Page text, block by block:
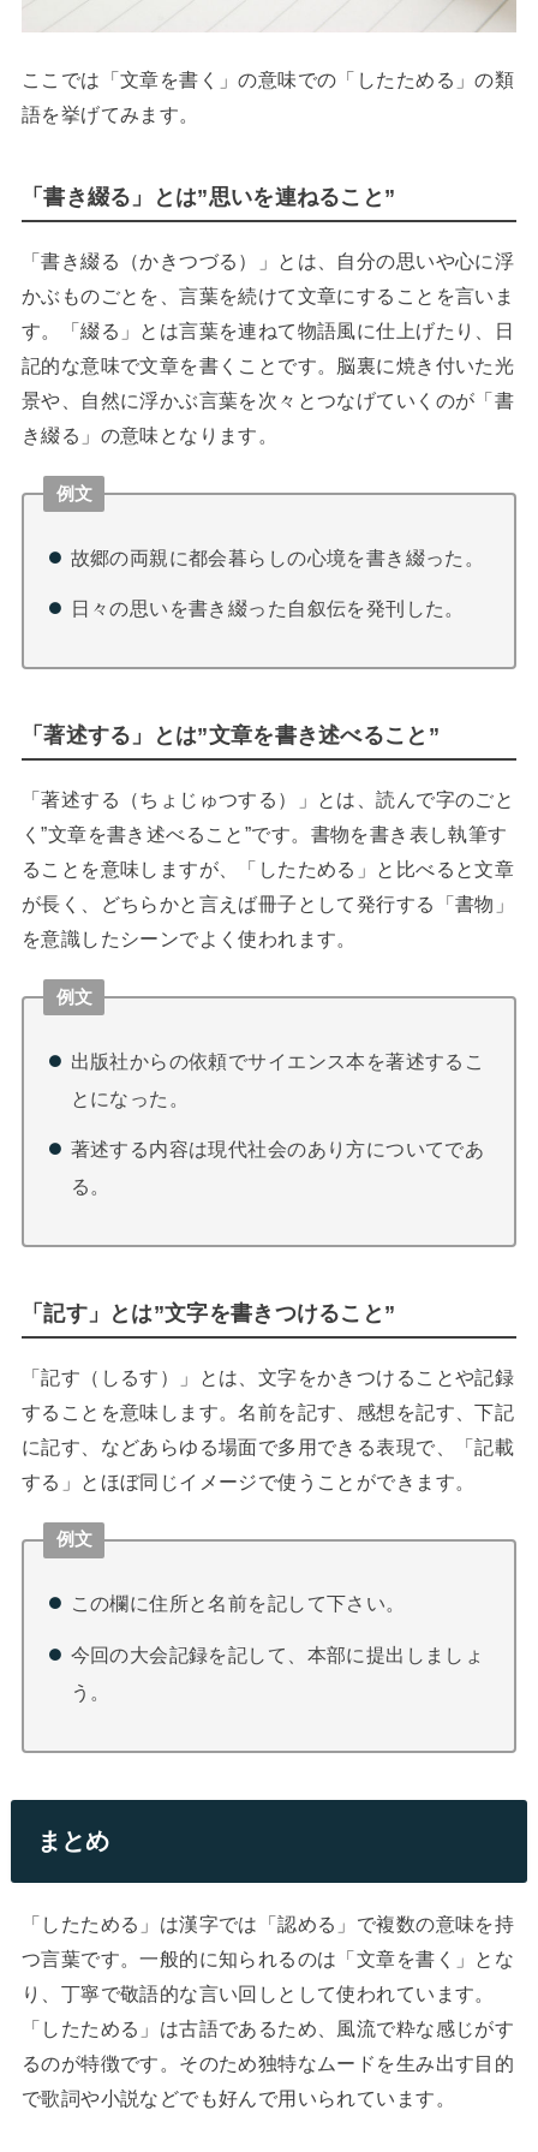
ここでは「文章を書く」の意味での「したためる」の類
語を挙げてみます。
「書き綴る」とは”思いを連ねること”
「書き綴る（かきつづる）」とは、自分の思いや心に浮
かぶものごとを、言葉を続けて文章にすることを言いま
す。「綴る」とは言葉を連ねて物語風に仕上げたり、日
記的な意味で文章を書くことです。脳裏に焼き付いた光
景や、自然に浮かぶ言葉を次々とつなげていくのが「書
き綴る」の意味となります。
例文
故郷の両親に都会暮らしの心境を書き綴った。
日々の思いを書き綴った自叙伝を発刊した。
「著述する」とは”文章を書き述べること”
「著述する（ちょじゅつする）」とは、読んで字のごと
く”文章を書き述べること”です。 書物を書き表し執筆す
ることを意味しますが、「したためる」と比べると文章
が長く、どちらかと言えば冊子として発行する「書物」
を意識したシーンでよく使われます。
例文
出版社からの依頼でサイエンス本を著述するこ
とになった。
著述する内容は現代社会のあり方についてであ
る。
「記す」とは”文字を書きつけること”
「記す（しるす）」とは、文字をかきつけることや記録
することを意味します。名前を記す、感想を記す、下記
に記す、などあらゆる場面で多用できる表現で、「記載
する」とほぼ同じイメージで使うことができます。
例文
この欄に住所と名前を記して下さい。
今回の大会記録を記して、本部に提出しましょ
う。
まとめ
「したためる」は漢字では「認める」で複数の意味を持
つ言葉です。一般的に知られるのは「文章を書く」とな
り、丁寧で敬語的な言い回しとして使われています。
「したためる」は古語であるため、風流で粋な感じがす
るのが特徴です。そのため独特なムードを生み出す目的
で歌詞や小説などでも好んで用いられています。